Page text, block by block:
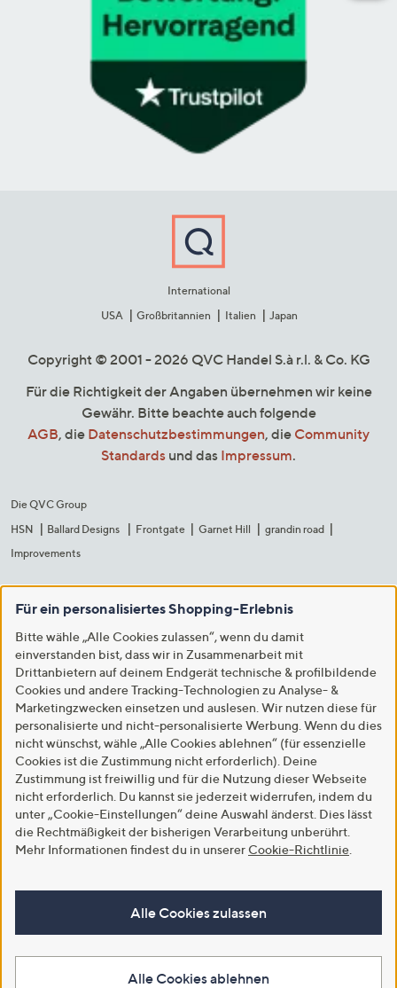
International
USA
Großbritannien Italien Japan
Copyright © 2001 - 2026 QVC Handel S.à r.l. & Co. KG
Für die Richtigkeit der Angaben übernehmen wir keine
Gewähr. Bitte beachte auch folgende
AGB, die Datenschutzbestimmungen, die Community
Standards und das Impressum.
Die QVC Group
HSN
Ballard Designs Frontgate Garnet Hill
grandin road
Improvements
Für ein personalisiertes Shopping-Erlebnis
Bitte wähle „Alle Cookies zulassen“, wenn du damit
einverstanden bist, dass wir in Zusammenarbeit mit
Drittanbietern auf deinem Endgerät technische & profilbildende
Cookies und andere Tracking-Technologien zu Analyse- &
Marketingzwecken einsetzen und auslesen. Wir nutzen diese für
personalisierte und nicht-personalisierte Werbung. Wenn du dies
nicht wünschst, wähle „Alle Cookies ablehnen“ (für essenzielle
Cookies ist die Zustimmung nicht erforderlich). Deine
Zustimmung ist freiwillig und für die Nutzung dieser Webseite
nicht erforderlich. Du kannst sie jederzeit widerrufen, indem du
unter „Cookie-Einstellungen“ deine Auswahl änderst. Dies lässt
die Rechtmäßigkeit der bisherigen Verarbeitung unberührt.
Mehr Informationen findest du in unserer Cookie-Richtlinie
Alle Cookies zulassen
Alle Cookies ablehnen